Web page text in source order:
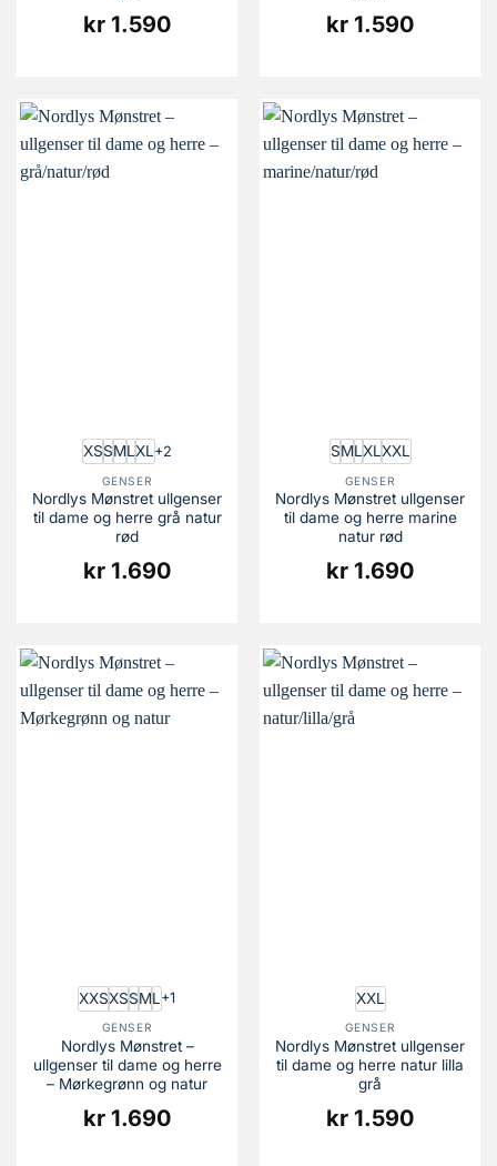
kr 1.590 kr 1.590
XSSMLXL+2
GENSER
Nordlys Mønstret ullgenser
til dame og herre grå natur
rød
kr 1.690
SMLXLXXL
GENSER
Nordlys Mønstret ullgenser
til dame og herre marine
natur rød
kr 1.690
XXSXSSML+1
GENSER
Nordlys Mønstret –
ullgenser til dame og herre
– Mørkegrønn og natur
kr 1.690
XXL
GENSER
Nordlys Mønstret ullgenser
til dame og herre natur lilla
grå
kr 1.590